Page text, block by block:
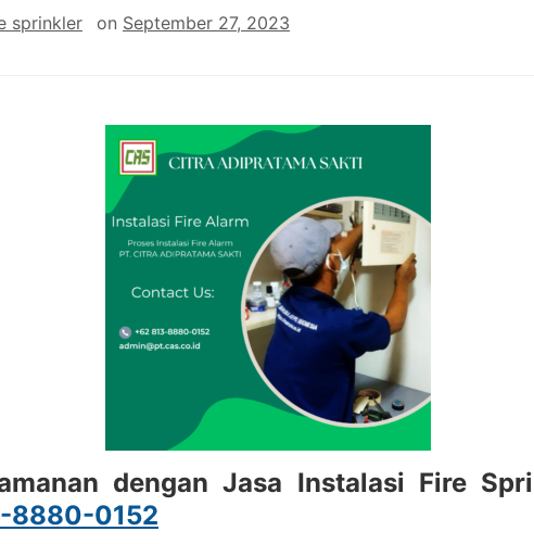
sprinkler on September 27, 2023
dengan Jasa Instalasi Fire
8880-0152